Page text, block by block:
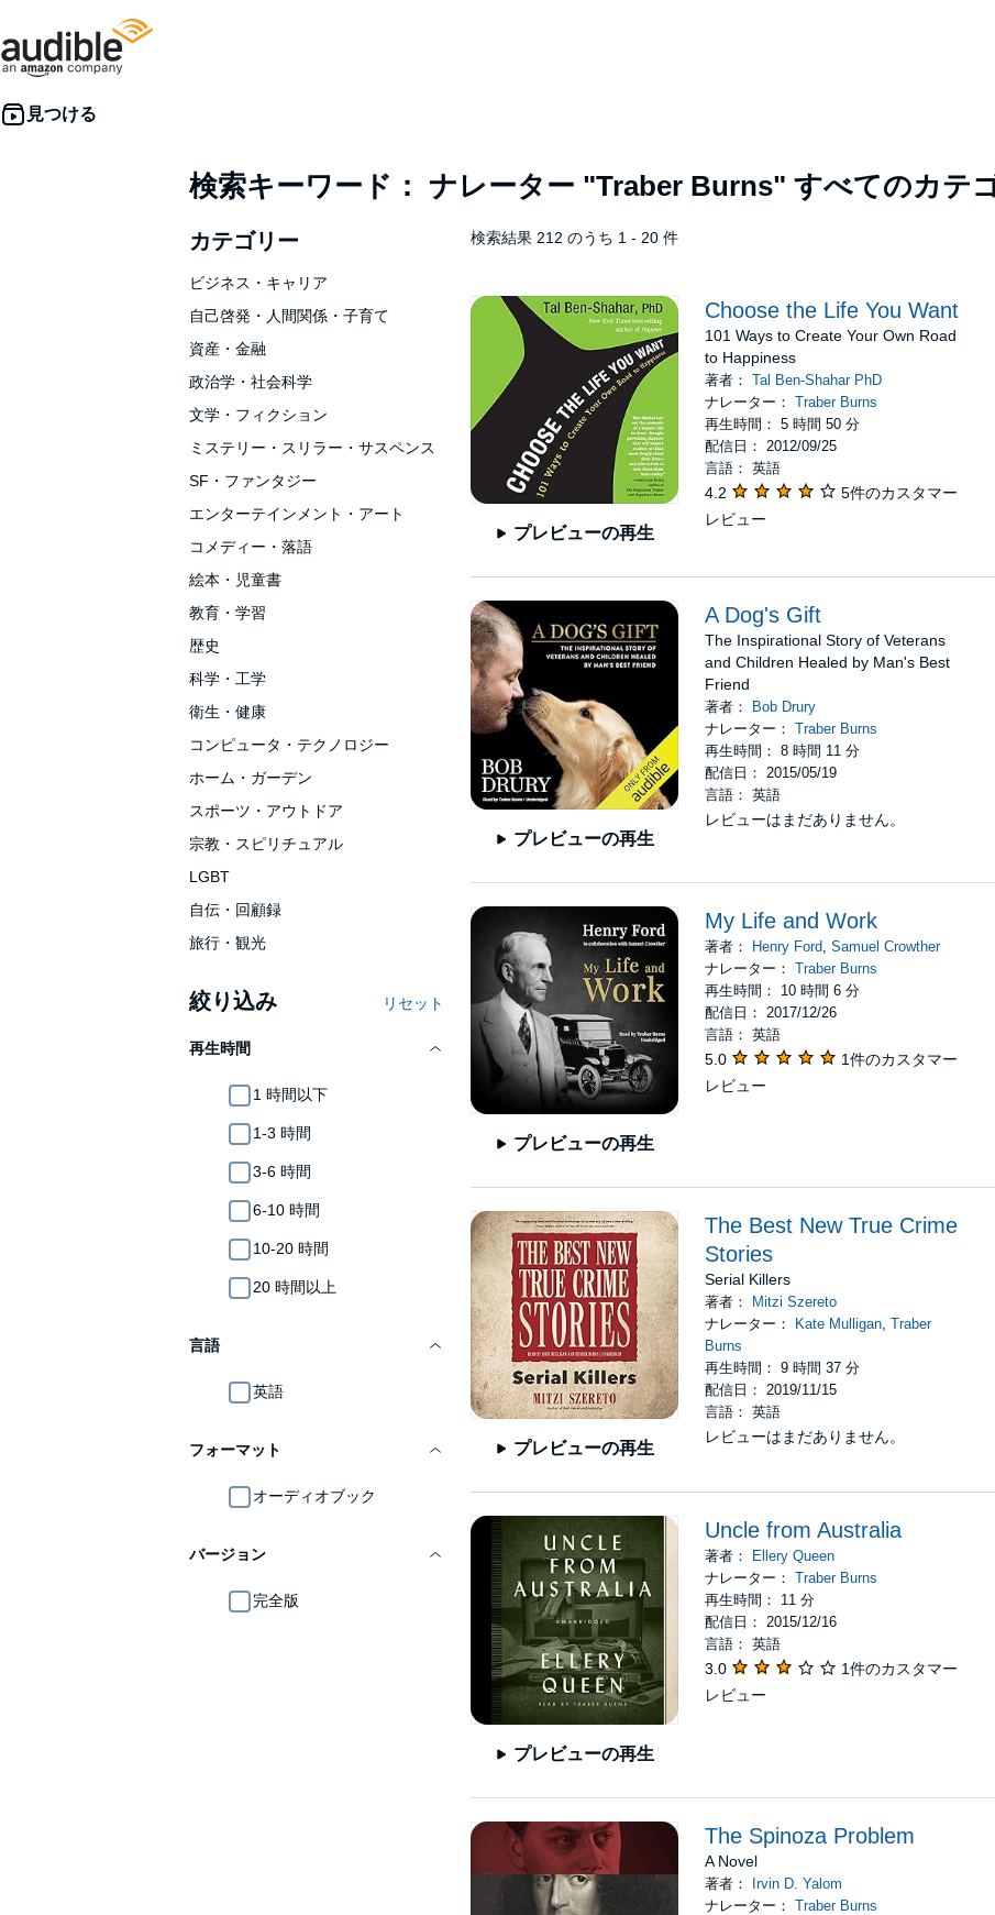
検索キーワード： ナレーター "Traber Burns" すべてのカテ
カテゴリー
ビジネス・キャリア
自己啓発・人間関係・子育て
資産・金融
政治学・社会科学
文学・フィクション
ミステリー・スリラー・サスペンス
SF・ファンタジー
エンターテインメント・アート
コメディー・落語
絵本・児童書
教育・学習
歴史
科学・工学
衛生・健康
コンピュータ・テクノロジー
ホーム・ガーデン
スポーツ・アウトドア
宗教・スピリチュアル
LGBT
自伝・回顧録
旅行・観光
絞り込み リセット
再生時間
1 時間以下
1-3 時間
3-6 時間
6-10 時間
10-20 時間
20 時間以上
言語
英語
フォーマット
オーディオブック
バージョン
完全版
検索結果 212 のうち 1 - 20 件
プレビューの再生
Choose the Life You Want
101 Ways to Create Your Own Road
to Happiness
著者：Tal Ben-Shahar PhD
ナレーター：Traber Burns
再生時間： 5 時間 50 分
配信日： 2012/09/25
言語： 英語
4.2
5件のカスタマー
レビュー
プレビューの再生
A Dog's Gift
The Inspirational Story of Veterans
and Children Healed by Man's Best
Friend
著者：
Bob Drury
ナレーター：Traber Burns
再生時間： 8 時間 11 分
配信日： 2015/05/19
言語： 英語
レビューはまだありません。
プレビューの再生
My Life and Work
著者： Henry Ford ,Samuel Crowther
ナレーター：Traber Burns
再生時間： 10 時間 6 分
配信日： 2017/12/26
言語： 英語
5.0
1件のカスタマー
レビュー
プレビューの再生
The Best New True Crime
Stories
Serial Killers
著者：
Mitzi Szereto
ナレーター：
Kate Mulligan ,Traber
Burns
再生時間： 9 時間 37 分
配信日： 2019/11/15
言語： 英語
レビューはまだありません。
プレビューの再生
Uncle from Australia
著者：
Ellery Queen
ナレーター：Traber Burns
再生時間： 11 分
配信日： 2015/12/16
言語： 英語
3.0
1件のカスタマー
レビュー
The Spinoza Problem
A Novel
著者： Irvin D. Yalom
ナレーター：Traber Burns